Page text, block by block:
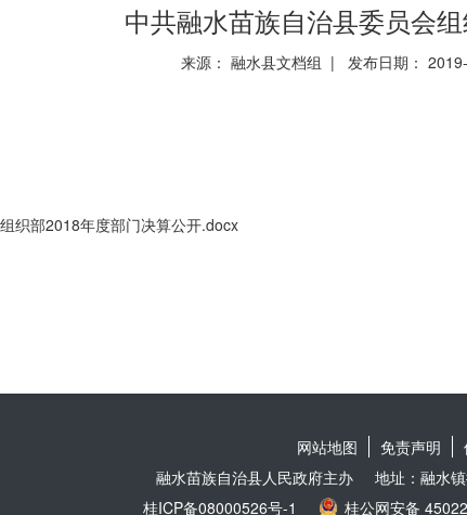
中共融水苗族自治县委员会
来源： 融水县文档组 | 发布日期：
织部2018年度部门决算公开.docx
网站地图 免责声明
融水苗族自治县人民政府主办
地址：融水
桂ICP备08000526号-1
桂公网安备